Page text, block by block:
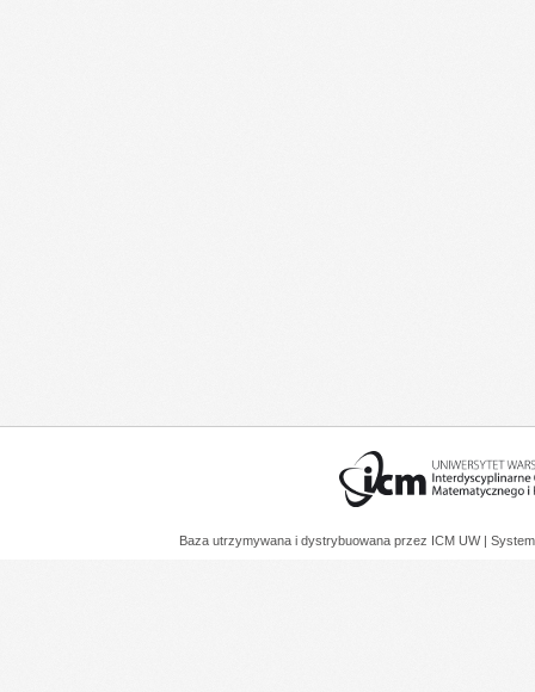
Baza utrzymywana i dystrybuowana przez ICM UW |